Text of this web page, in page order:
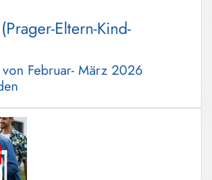
Eltern-Kind-
Februar- März 2026